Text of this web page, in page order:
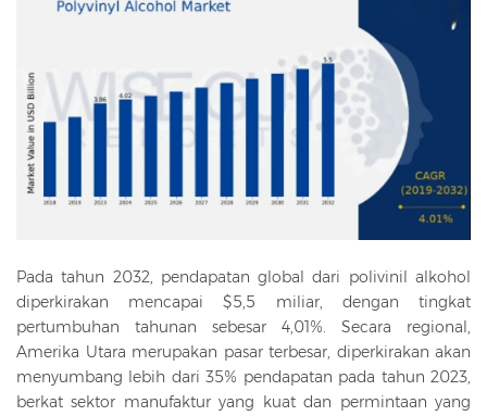
Pada tahun 2032, pendapatan global dari polivinil alkohol
diperkirakan mencapai $5,5 miliar, dengan tingkat
pertumbuhan tahunan sebesar 4,01%. Secara regional,
Amerika Utara merupakan pasar terbesar, diperkirakan akan
menyumbang lebih dari 35% pendapatan pada tahun 2023,
berkat sektor manufaktur yang kuat dan permintaan yang